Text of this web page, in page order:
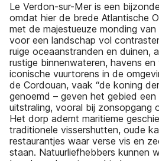
Le Verdon-sur-Mer is een
omdat hier de brede Atlantische
met de majestueuze monding
voor een landschap vol
ruige oceaanstranden en duinen,
rustige binnenwateren, havens
iconische vuurtorens in de
de Cordouan, vaak “de koning
genoemd – geven het gebied een
uitstraling, vooral bij zonsopgang
Het dorp ademt maritieme
traditionele vissershutten, oude
restaurantjes waar verse vis en
staan. Natuurliefhebbers kunnen